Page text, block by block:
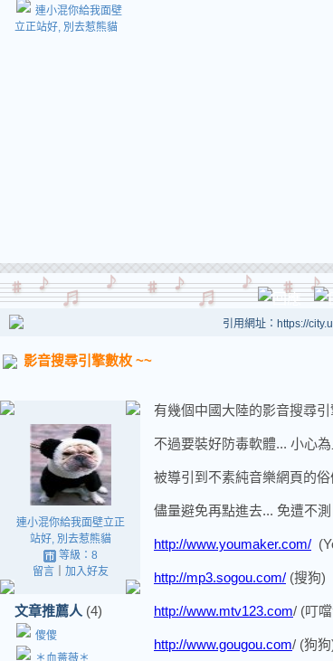
連小混你給我面壁
立正站好, 別去惹熊貓
引用網址：https://
影音搜尋引擎數枚 ~~
連小混你給我面壁立正
站好, 別去惹熊貓
等級：8
留言｜ 加入好友
文章推薦人 (4)
傻傻
＊血薔薇＊
有幾個中國大陸的影音搜尋
不過要裝好防毒軟體... 小心
被導引到不素純音樂網頁的俗
儘量避免再點進去... 免遭不
http://www.youmaker.com/
http://mp3.sogou.com/ (搜狗)
http://www.mtv123.com/ (叮
http://www.gougou.com/ (狗狗